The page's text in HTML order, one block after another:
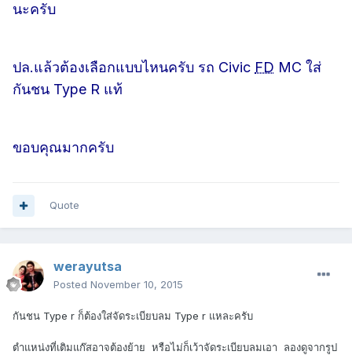
นะครับ
ปล.แล้วต้องเลือกแบบไหนครับ รถ Civic FD MC ใส่
กันชน Type R แท้
ขอบคุณมากครับ
Quote
werayutsa
Posted November 10, 2015
กันชน Type r ก็ต้องใส่จัดระเบียบลม Type r แหละครับ
ตำแหน่งที่เติมแก๊สอาจต้องย้าย หรือไม่ก็เว้าจัดระเบียบลมเอา ลองดูจากรูป